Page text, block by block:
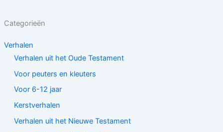
Categorieën
Verhalen
Verhalen uit het Oude Testament
Voor peuters en kleuters
Voor 6-12 jaar
Kerstverhalen
Verhalen uit het Nieuwe Testament